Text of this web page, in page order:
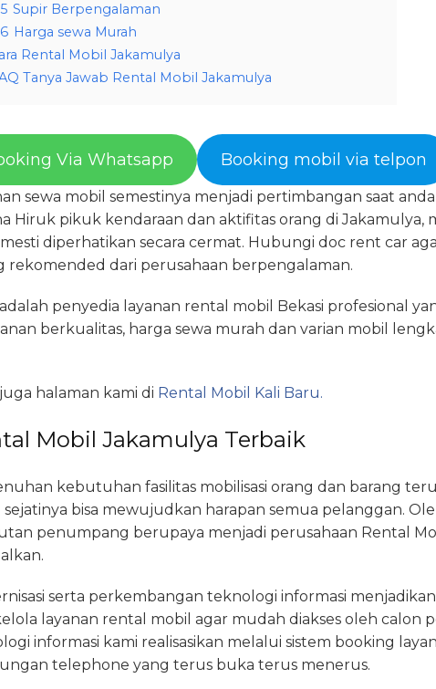
Supir Berpengalaman
Harga sewa Murah
Rental Mobil Jakamulya
Tanya Jawab Rental Mobil Jakamulya
Via Whatsapp Booking mobil via telpon
sewa mobil semestinya menjadi pertimbangan saat
Hiruk pikuk kendaraan dan aktifitas orang di
diperhatikan secara cermat. Hubungi doc rent car
rekomended dari perusahaan berpengalaman.
penyedia layanan rental mobil Bekasi profesional
berkualitas, harga sewa murah dan varian mobil
halaman kami di Rental Mobil Kali Baru.
Mobil Jakamulya Terbaik
kebutuhan fasilitas mobilisasi orang dan barang
sejatinya bisa mewujudkan harapan semua pelanggan.
penumpang berupaya menjadi perusahaan Rental
serta perkembangan teknologi informasi
layanan rental mobil agar mudah diakses oleh calon
informasi kami realisasikan melalui sistem booking
telephone yang terus buka terus menerus.